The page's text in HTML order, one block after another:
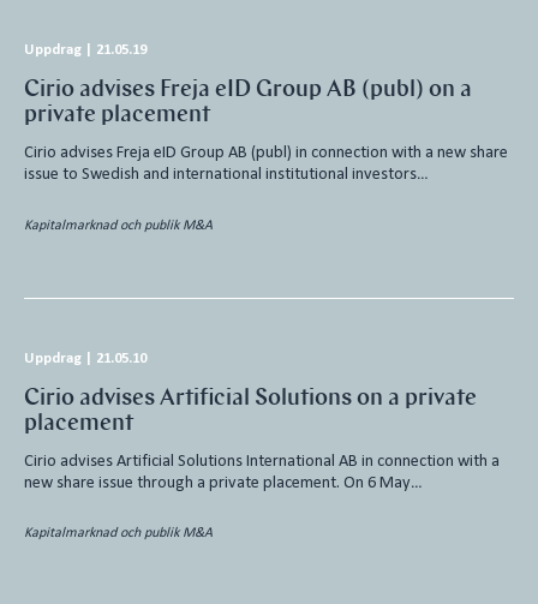
Uppdrag 21.05.19
Cirio advises Freja eID Group AB (publ) on a
private placement
Cirio advises Freja eID Group AB (publ) in connection with a new share
issue to Swedish and international institutional investors…
Kapitalmarknad och publik M&A
Uppdrag 21.05.10
Cirio advises Artificial Solutions on a private
placement
Cirio advises Artificial Solutions International AB in connection with a
new share issue through a private placement. On 6 May…
Kapitalmarknad och publik M&A